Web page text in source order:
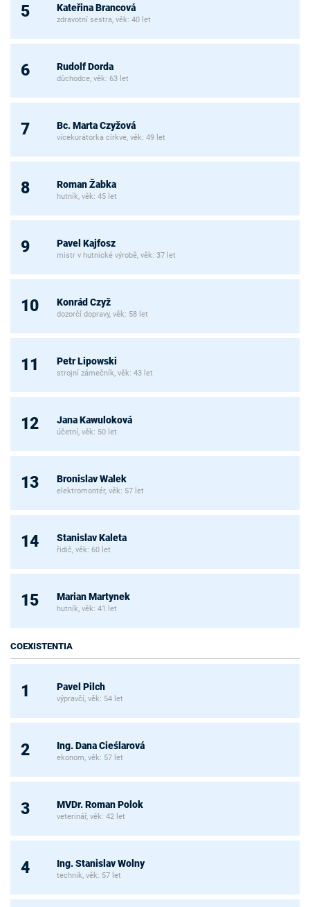
5 Kateřina Brancová
zdravotní sestra, věk: 40 let
6 Rudolf Dorda
důchodce, věk: 63 let
7 Bc. Marta Czyžová
vícekurátorka církve, věk: 49 let
8 Roman Žabka
hutník, věk: 45 let
9 Pavel Kajfosz
mistr v hutnické výrobě, věk: 37 let
10 Konrád Czyž
dozorčí dopravy, věk: 58 let
11 Petr Lipowski
strojní zámečník, věk: 43 let
12 Jana Kawuloková
účetní, věk: 50 let
13 Bronislav Walek
elektromontér, věk: 57 let
14 Stanislav Kaleta
řidič, věk: 60 let
15 Marian Martynek
hutník, věk: 41 let
COEXISTENTIA
1 Pavel Pilch
výpravčí, věk: 54 let
2 Ing. Dana Cieślarová
ekonom, věk: 57 let
3 MVDr. Roman Polok
veterinář, věk: 42 let
4 Ing. Stanislav Wolny
technik, věk: 57 let